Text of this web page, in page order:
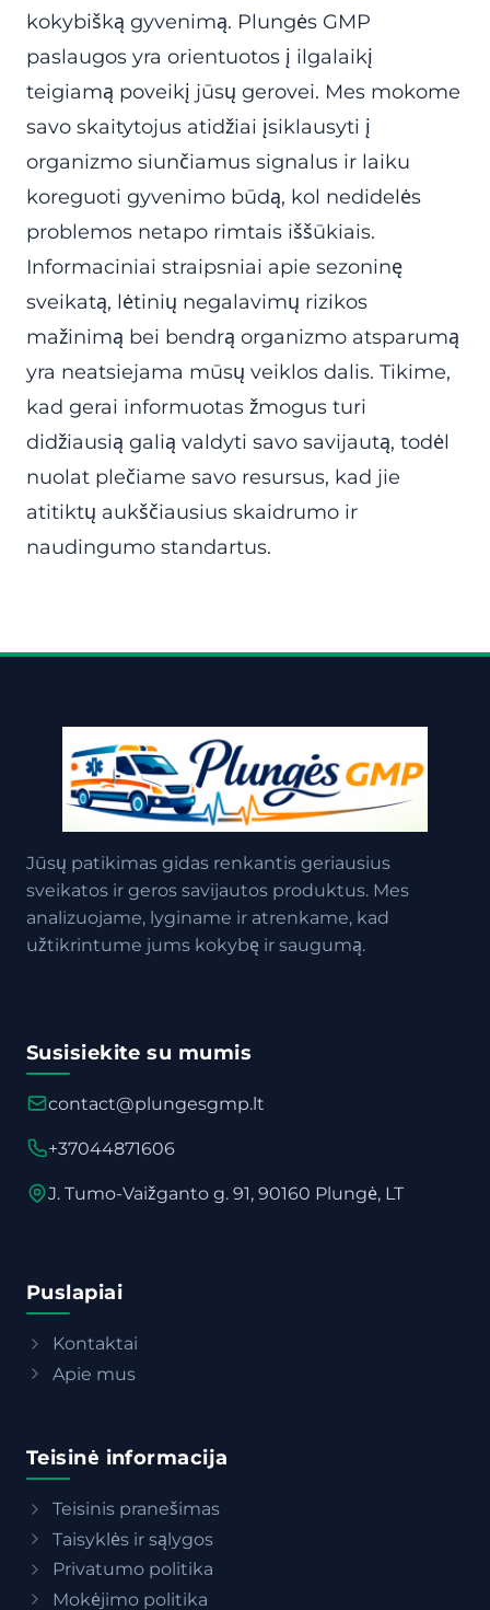
kokybišką gyvenimą. Plungės GMP
paslaugos yra orientuotos į ilgalaikį
teigiamą poveikį jūsų gerovei. Mes mokome
savo skaitytojus atidžiai įsiklausyti į
organizmo siunčiamus signalus ir laiku
koreguoti gyvenimo būdą, kol nedidelės
problemos netapo rimtais iššūkiais.
Informaciniai straipsniai apie sezoninę
sveikatą, lėtinių negalavimų rizikos
mažinimą bei bendrą organizmo atsparumą
yra neatsiejama mūsų veiklos dalis. Tikime,
kad gerai informuotas žmogus turi
didžiausią galią valdyti savo savijautą, todėl
nuolat plečiame savo resursus, kad jie
atitiktų aukščiausius skaidrumo ir
naudingumo standartus.
Jūsų patikimas gidas renkantis geriausius
sveikatos ir geros savijautos produktus. Mes
analizuojame, lyginame ir atrenkame, kad
užtikrintume jums kokybę ir saugumą.
Susisiekite su mumis
contact@plungesgmp.lt
+37044871606
J. Tumo-Vaižganto g. 91, 90160 Plungė, LT
Puslapiai
Kontaktai
Apie mus
Teisinė informacija
Teisinis pranešimas
Taisyklės ir sąlygos
Privatumo politika
Mokėjimo politika